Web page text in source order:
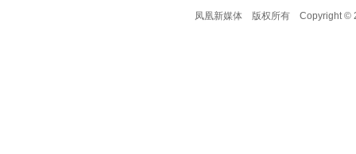
凤凰新媒体
版权所有 Copyright ©